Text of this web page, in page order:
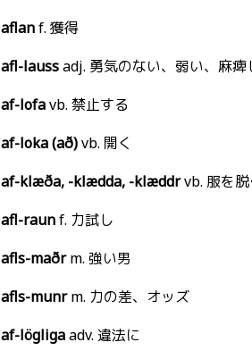
aflanf. 獲得
afl-laussadj. 勇気のない、弱い、麻痺
af-lofavb. 禁止する
af-loka (að)vb. 開く
af-klæða, -klædda, -klæddrvb. 服を脱
afl-raunf. 力試し
afls-maðrm. 強い男
afls-munrm. 力の差、オッズ
af-lögligaadv. 違法に